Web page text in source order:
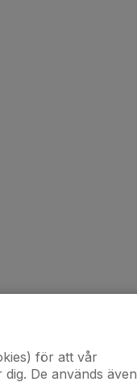
för att vår
De används även